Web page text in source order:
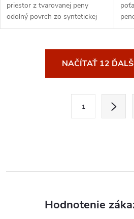
priestor z tvarovanej peny
odolný povrch zo syntetickej
kože elastické pútka na prsty
Štítok schválený WKF
NAČÍTAŤ 12
k
1
Hodnotenie